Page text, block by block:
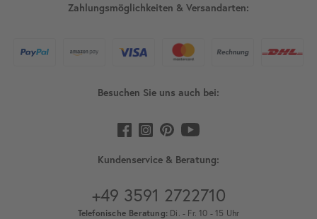
Zahlungsmöglichkeiten & Versandarten:
Besuchen Sie uns auch bei:
Kundenservice & Beratung:
+49 3591 2722710
Telefonische Beratung: Di. - Fr. 10 - 15 Uhr